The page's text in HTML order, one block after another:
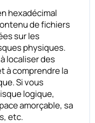
hexadécimal
de fichiers
sur les
physiques.
localiser des
à comprendre la
Si vous
logique,
amorçable, sa
etc.